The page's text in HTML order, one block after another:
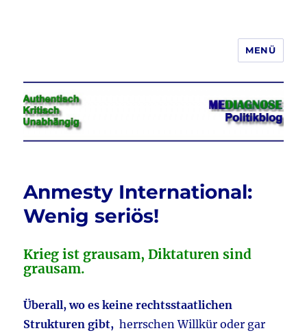
Jeder hat das Recht, seine
Meinung in Wort, Schrift und Bild
frei zu äußern und zu verbreiten
MENÜ
Anmesty International:
Wenig seriös!
Krieg ist grausam, Diktaturen sind
grausam.
Überall, wo es keine rechtsstaatlichen
Strukturen gibt, herrschen Willkür oder gar